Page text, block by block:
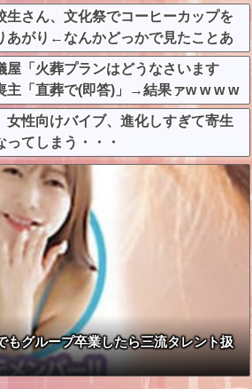
生さん、文化祭でコーヒーカップを
あがり←なんかどっかで見たことあ
屋「火葬プランはどうなさいます
主「直葬で(即答)」→結果ァw w w w
女性向けバイブ、進化しすぎて寄生
ってしまう・・・
もグループ卒業したら三流タレント扱